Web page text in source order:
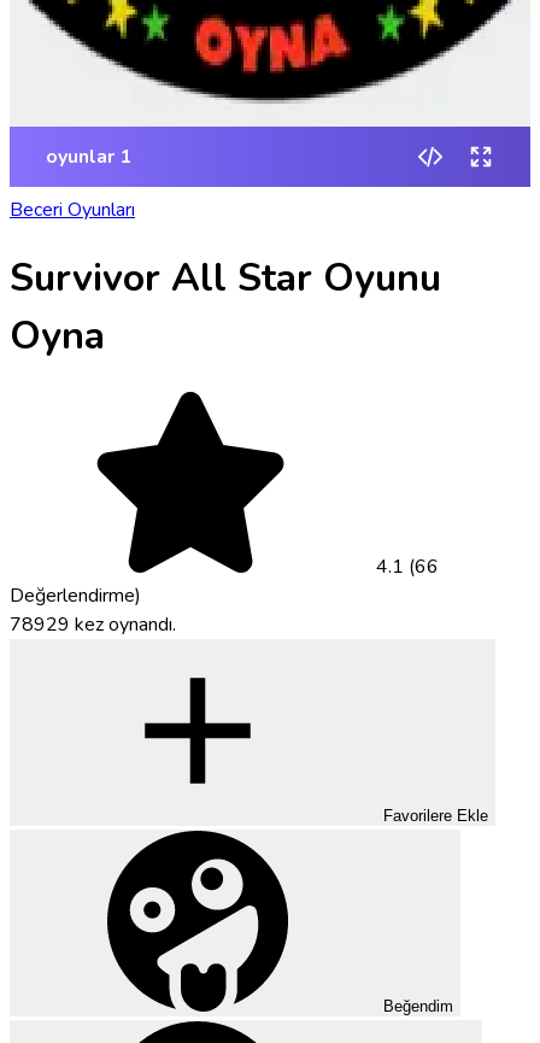
Beceri Oyunları
Survivor All Star Oyunu
Oyna
4.1 (66
Değerlendirme)
78929 kez oynandı.
Favorilere Ekle
Beğendim